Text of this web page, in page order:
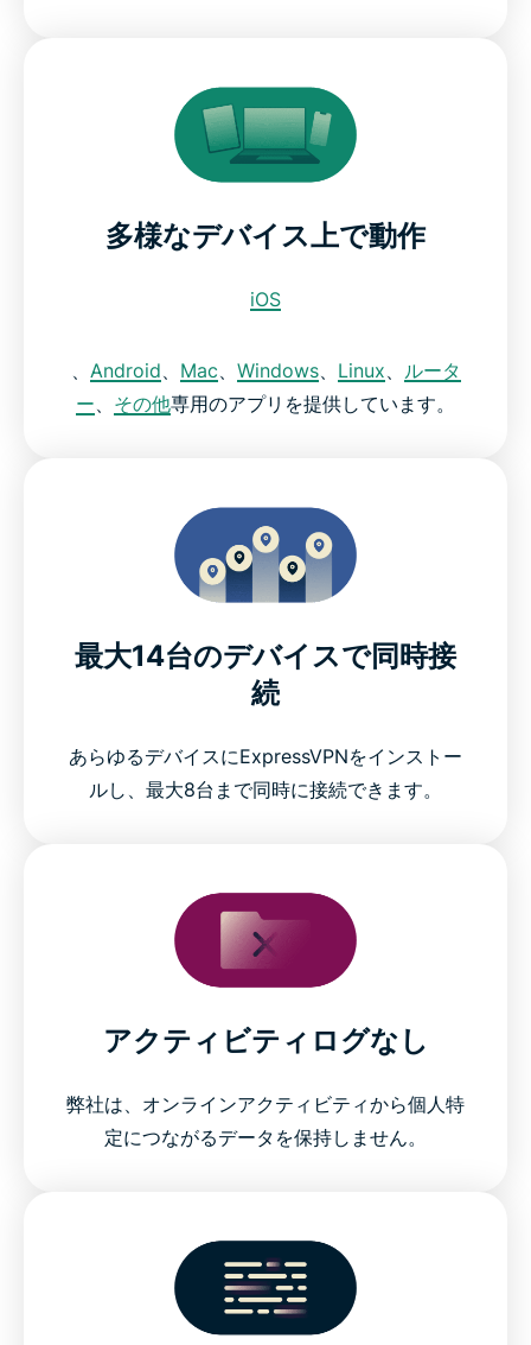
多様なデバイス上で動作
iOS
、 Android、 Mac、 Windows、 Linux、 ルータ
ー、 その他専用のアプリを提供しています。
最大14台のデバイスで同時接
続
あらゆるデバイスにExpressVPNをインストー
ルし、最大8台まで同時に接続できます。
アクティビティログなし
弊社は、オンラインアクティビティから個人特
定につながるデータを保持しません。